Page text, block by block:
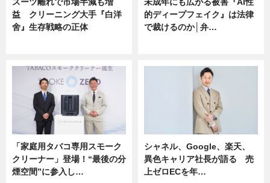
益 クリーニング大手『白洋
舍』生存戦略の正体
的ディープフェイク』は法律
で裁けるのか│弁…
「家庭用タバコ専用スモーク
クリーナー」登場！“最後の分
煙空間”に参入し…
シャネル、Google、楽天、
異色キャリア社長が語る 売
上ゼロECを年…